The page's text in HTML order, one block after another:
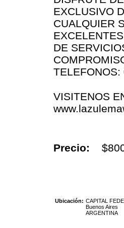
EXCLUSIVO
CUALQUIER
DE
VISITENOS
Precio:
Ubicación: CAPITAL
Buenos Aires
ARGENTINA